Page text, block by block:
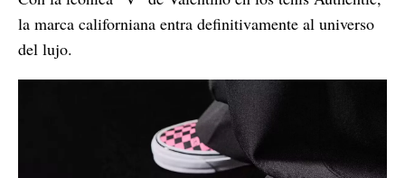
la marca californiana entra definitivamente al universo
del lujo.